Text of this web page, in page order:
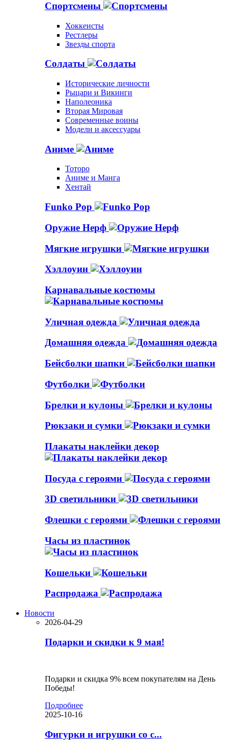
Спортсмены
Хоккеисты
Рестлеры
Звезды спорта
Солдаты
Исторические личности
Рыцари и Викинги
Наполеоника
Вторая Мировая
Современные воины
Модели и аксессуары
Аниме
Тоторо
Аниме и Манга
Хентай
Funko Pop
Оружие Нерф
Мягкие игрушки
Хэллоуин
Карнавальные костюмы
Уличная одежда
Домашняя одежда
Бейсболки шапки
Футболки
Брелки и кулоны
Рюкзаки и сумки
Плакаты наклейки декор
Посуда с героями
3D светильники
Флешки с героями
Часы из пластинок
Кошельки
Распродажа
Новости
2026-04-29
Подарки и скидки к 9 мая!
Подарки и скидка 9% всем покупателям на День
Победы!
Подробнее
2025-10-16
Фигурки и игрушки со с...